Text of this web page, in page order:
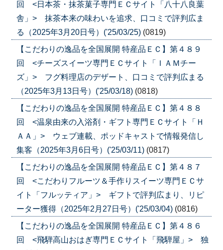
回 <日本茶・抹茶菓子専門ＥＣサイト「八十八良葉
舎」> 抹茶本来の味わいを追求、口コミで評判広ま
る（2025年3月20日号）('25/03/25) (0819)
【こだわりの逸品を全国展開 特産品ＥＣ】第４８９
回 <チーズスイーツ専門ＥＣサイト「ＩＡＭチー
ズ」> フグ料理店のデザート、口コミで評判広まる
（2025年3月13日号）('25/03/18) (0818)
【こだわりの逸品を全国展開 特産品ＥＣ】第４８８
回 <温泉由来の入浴剤・ギフト専門ＥＣサイト「Ｈ
ＡＡ」> ウェブ連載、ポッドキャストで情報発信し
集客（2025年3月6日号）('25/03/11) (0817)
【こだわりの逸品を全国展開 特産品ＥＣ】第４８７
回 <こだわりフルーツ＆手作りスイーツ専門ＥＣサ
イト「フルッティア」> ギフトで評判広まり、リピ
ーター獲得（2025年2月27日号）('25/03/04) (0816)
【こだわりの逸品を全国展開 特産品ＥＣ】第４８６
回 <飛騨高山おはぎ専門ＥＣサイト「飛騨屋」> 独